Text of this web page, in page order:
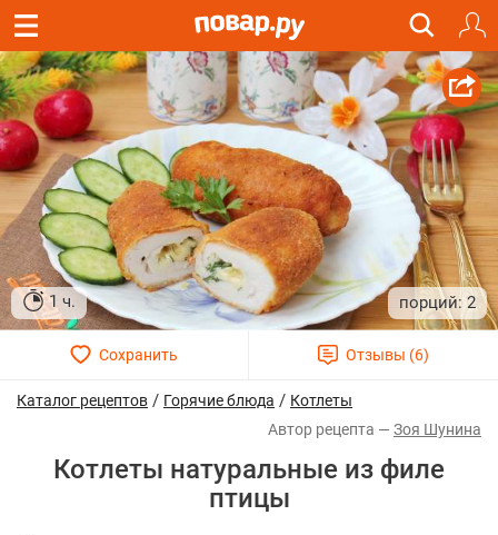
1 ч. 2
Каталог рецептов / Горячие блюда / Котлеты
Зоя Шунина
Котлеты натуральные из филе
птицы